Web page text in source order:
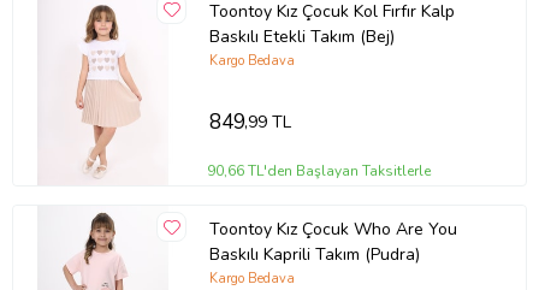
Toontoy Kız Çocuk Kol Fırfır Kalp
Baskılı Etekli Takım (Bej)
Kargo Bedava
849,99 TL
90,66 TL'den Başlayan Taksitlerle
Toontoy Kız Çocuk Who Are You
Baskılı Kaprili Takım (Pudra)
Kargo Bedava